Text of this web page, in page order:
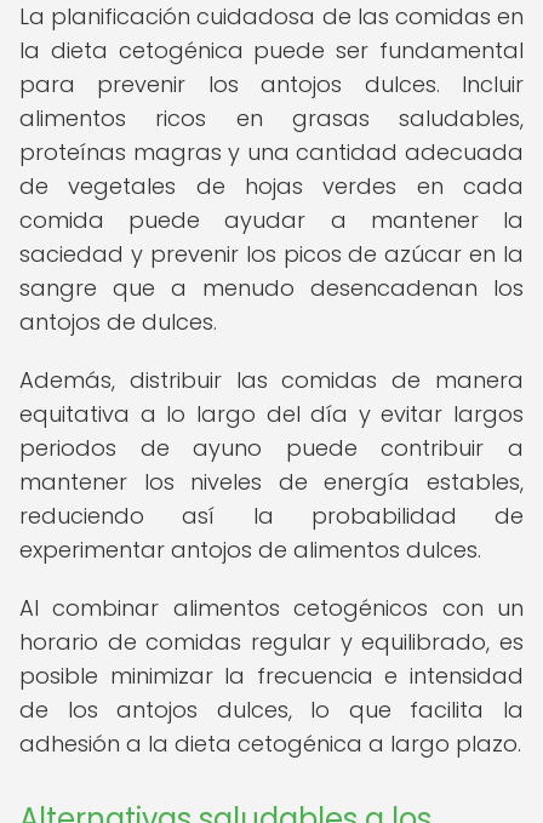
La planificación cuidadosa de las comidas en
la dieta cetogénica puede ser fundamental
para prevenir los antojos dulces. Incluir
alimentos ricos en grasas saludables,
proteínas magras y una cantidad adecuada
de vegetales de hojas verdes en cada
comida puede ayudar a mantener la
saciedad y prevenir los picos de azúcar en la
sangre que a menudo desencadenan los
antojos de dulces.
Además, distribuir las comidas de manera
equitativa a lo largo del día y evitar largos
periodos de ayuno puede contribuir a
mantener los niveles de energía estables,
reduciendo así la probabilidad de
experimentar antojos de alimentos dulces.
Al combinar alimentos cetogénicos con un
horario de comidas regular y equilibrado, es
posible minimizar la frecuencia e intensidad
de los antojos dulces, lo que facilita la
adhesión a la dieta cetogénica a largo plazo.